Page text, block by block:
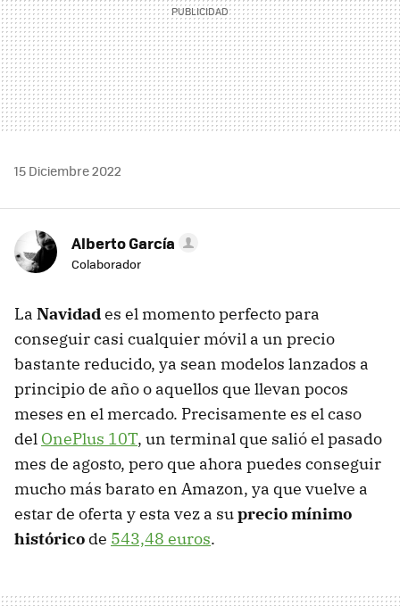
15 Diciembre 2022
Alberto García
Colaborador
La Navidades el momento perfecto para
conseguir casi cualquier móvil a un precio
bastante reducido, ya sean modelos lanzados a
principio de año o aquellos que llevan pocos
meses en el mercado. Precisamente es el caso
del OnePlus 10T, un terminal que salió el pasado
mes de agosto, pero que ahora puedes conseguir
mucho más barato en Amazon, ya que vuelve a
estar de oferta y esta vez a suprecio mínimo
histórico de 543,48 euros.